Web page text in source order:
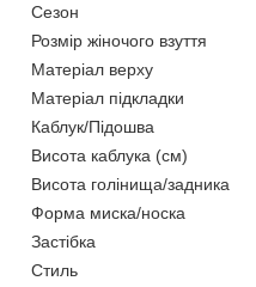
Сезон
Розмір жіночого взуття
Матеріал верху
Матеріал підкладки
Каблук/Підошва
Висота каблука (см)
Висота голінища/задника
Форма миска/носка
Застібка
Стиль